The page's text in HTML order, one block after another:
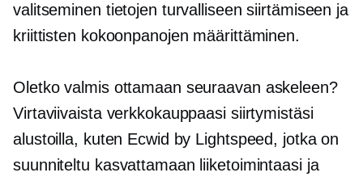
valitseminen tietojen turvalliseen siirtämiseen ja
kriittisten kokoonpanojen määrittäminen.
Oletko valmis ottamaan seuraavan askeleen?
Virtaviivaista verkkokauppaasi siirtymistäsi
alustoilla, kuten Ecwid by Lightspeed, jotka on
suunniteltu kasvattamaan liiketoimintaasi ja